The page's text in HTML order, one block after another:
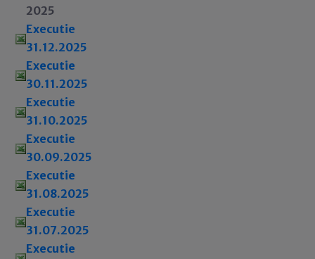
2025
Executie
31.12.2025
Executie
30.11.2025
Executie
31.10.2025
Executie
30.09.2025
Executie
31.08.2025
Executie
31.07.2025
Executie